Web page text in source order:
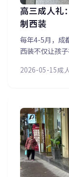
高三成人礼
制西装
每年4-5月，成
西装不仅让孩
发育期如何预
2026-05-15成